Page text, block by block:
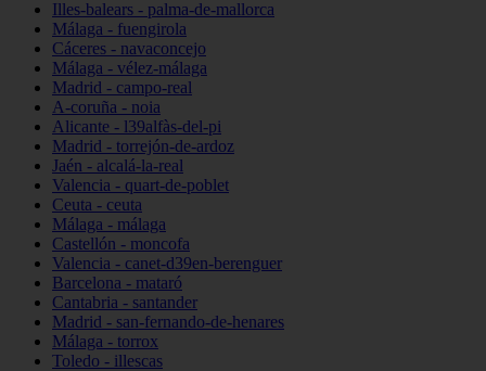
Illes-balears - palma-de-mallorca
Málaga - fuengirola
Cáceres - navaconcejo
Málaga - vélez-málaga
Madrid - campo-real
A-coruña - noia
Alicante - l39alfàs-del-pi
Madrid - torrejón-de-ardoz
Jaén - alcalá-la-real
Valencia - quart-de-poblet
Ceuta - ceuta
Málaga - málaga
Castellón - moncofa
Valencia - canet-d39en-berenguer
Barcelona - mataró
Cantabria - santander
Madrid - san-fernando-de-henares
Málaga - torrox
Toledo - illescas